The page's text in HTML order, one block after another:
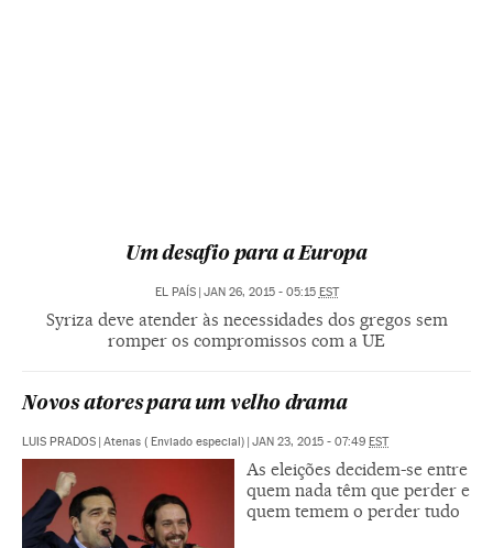
Um desafio para a Europa
EL PAÍS | JAN 26, 2015 - 05:15 EST
Syriza deve atender às necessidades dos gregos sem
romper os compromissos com a UE
Novos atores para um velho drama
LUIS PRADOS | Atenas ( Enviado especial) | JAN 23, 2015 - 07:49 EST
As eleições decidem-se entre
quem nada têm que perder e
quem temem o perder tudo